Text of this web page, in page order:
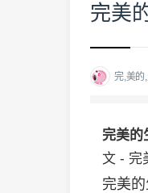
完美
完,美的
完美的
文 - 完
完美